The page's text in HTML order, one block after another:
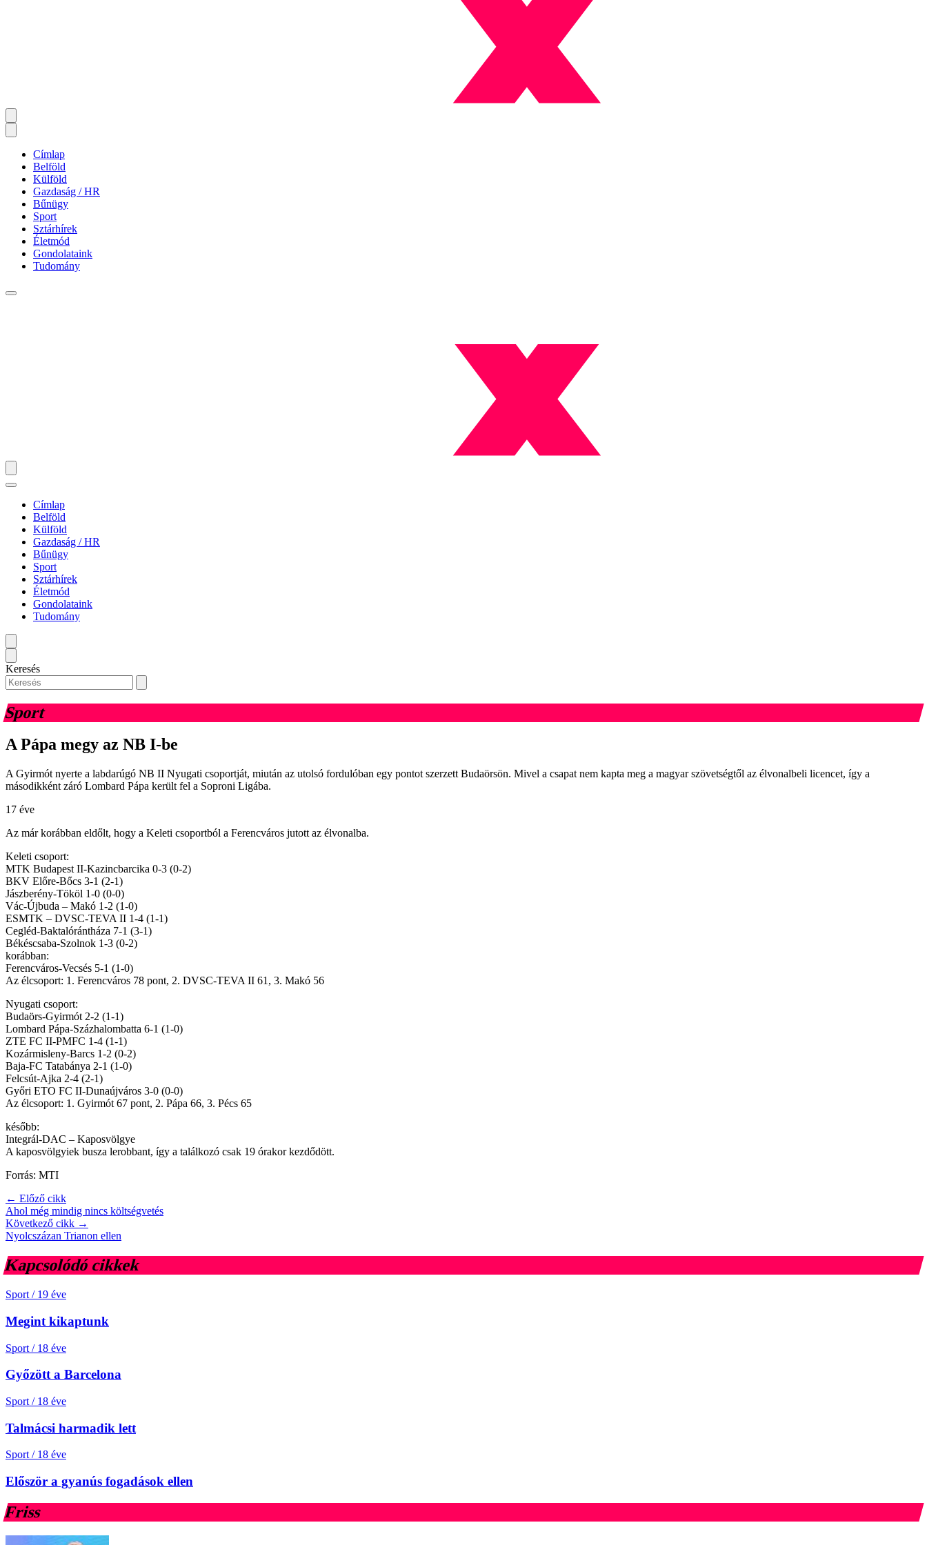
Címlap
Belföld
Külföld
Gazdaság / HR
Bűnügy
Sport
Sztárhírek
Életmód
Gondolataink
Tudomány
Címlap
Belföld
Külföld
Gazdaság / HR
Bűnügy
Sport
Sztárhírek
Életmód
Gondolataink
Tudomány
Keresés
Sport
A Pápa megy az NB I-be
A Gyirmót nyerte a labdarúgó NB II Nyugati csoportját, miután az utolsó fordulóban egy pontot szerzett Budaörsön. Mivel a csapat nem kapta meg a magyar szövetségtől az élvonalbeli licencet, így a
másodikként záró Lombard Pápa került fel a Soproni Ligába.
17 éve
Az már korábban eldőlt, hogy a Keleti csoportból a Ferencváros jutott az élvonalba.
Keleti csoport:
MTK Budapest II-Kazincbarcika 0-3 (0-2)
BKV Előre-Bőcs 3-1 (2-1)
Jászberény-Tököl 1-0 (0-0)
Vác-Újbuda – Makó 1-2 (1-0)
ESMTK – DVSC-TEVA II 1-4 (1-1)
Cegléd-Baktalórántháza 7-1 (3-1)
Békéscsaba-Szolnok 1-3 (0-2)
korábban:
Ferencváros-Vecsés 5-1 (1-0)
Az élcsoport: 1. Ferencváros 78 pont, 2. DVSC-TEVA II 61, 3. Makó 56
Nyugati csoport:
Budaörs-Gyirmót 2-2 (1-1)
Lombard Pápa-Százhalombatta 6-1 (1-0)
ZTE FC II-PMFC 1-4 (1-1)
Kozármisleny-Barcs 1-2 (0-2)
Baja-FC Tatabánya 2-1 (1-0)
Felcsút-Ajka 2-4 (2-1)
Győri ETO FC II-Dunaújváros 3-0 (0-0)
Az élcsoport: 1. Gyirmót 67 pont, 2. Pápa 66, 3. Pécs 65
később:
Integrál-DAC – Kaposvölgye
A kaposvölgyiek busza lerobbant, így a találkozó csak 19 órakor kezdődött.
Forrás: MTI
← Előző cikk
Ahol még mindig nincs költségvetés
Következő cikk →
Nyolcszázan Trianon ellen
Kapcsolódó cikkek
Sport / 19 éve
Megint kikaptunk
Sport / 18 éve
Győzött a Barcelona
Sport / 18 éve
Talmácsi harmadik lett
Sport / 18 éve
Először a gyanús fogadások ellen
Friss